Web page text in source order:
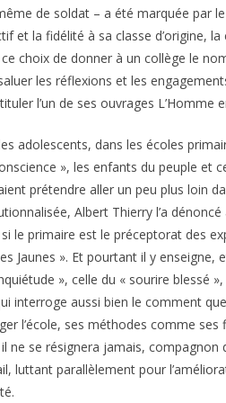
de soldat – a été marquée par
et la fidélité à sa classe d’origine,
choix de donner à un collège le
les réflexions et les
l’un de ses ouvrages L’Homme
adolescents, dans les écoles
», les enfants du peuple et
prétendre aller un peu plus loin
Albert Thierry l’a
le primaire est le préceptorat des
Jaunes ». Et pourtant il y enseigne,
», celle du « sourire blessé
interroge aussi bien le comment
l’école, ses méthodes comme ses
ne se résignera jamais, compagnon
luttant parallèlement pour